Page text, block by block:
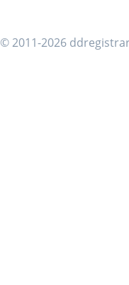
© 2011-2026